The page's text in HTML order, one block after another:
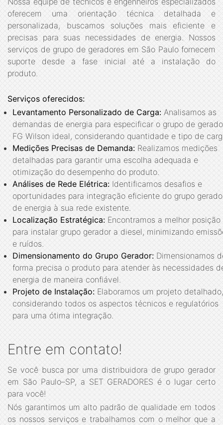
oferecem uma orientação técnica detalhada e
personalizada, buscamos soluções mais eficiente e
precisas para suas necessidades de energia. Nossos
serviços de grupo de geradores em São Paulo fornecem
suporte desde a fase inicial até a instalação do
produto.
Serviços oferecidos:
Levantamento Personalizado de Carga: Analisamos as
demandas de energia para especificar o grupo de
FG Wilson ideal, considerando quantidade e tipo de
Medições Precisas de Demanda: Realizamos medições
detalhadas para garantir uma escolha adequada e
otimização do desempenho do produto.
Análises de Rede Elétrica: Identificamos desafios e
oportunidades para integração eficiente do grupo
de energia à sua rede existente.
Localização Estratégica: Encontramos a melhor posição
para instalar grupo gerador a diesel, minimizando
e ruídos.
Dimensionamento do Grupo Gerador: Dimensionamos
forma precisa o produto para atender às necessidades
energia de maneira confiável.
Projeto de Instalação: Elaboramos um projeto detalhado,
considerando todos os aspectos técnicos e regulatórios
para uma ótima integração.
Entre em contato!
Se você busca por uma distribuidora de grupo gerador
em São Paulo–SP, a SET GERADORES é o lugar certo
para você!
Nós garantimos um alto padrão de qualidade em todos
os nossos serviços e trabalhamos com o melhor que a